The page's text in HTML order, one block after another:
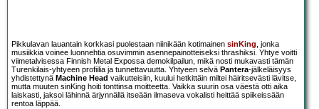
Pikkulavan lauantain korkkasi puolestaan niinikään kotimainen sinKing, jonka
musiikkia voinee luonnehtia osuvimmin asennepainotteiseksi thrashiksi. Yhtye voitti
viimetalvisessa Finnish Metal Expossa demokilpailun, mikä nosti mukavasti tämän
Turenkilais-yhtyeen profiilia ja tunnettavuutta. Yhtyeen selvä Pantera-jälkeläisyys
yhdistettynä Machine Head vaikutteisiin, kuului hetkittäin miltei häiritsevästi lävitse,
mutta muuten sinKing hoiti tonttinsa moitteetta. Vaikka suurin osa väestä otti aika
laiskasti, jaksoi lähinnä ärjynnällä itseään ilmaseva vokalisti heittää spiikeissään
rentoa läppää.